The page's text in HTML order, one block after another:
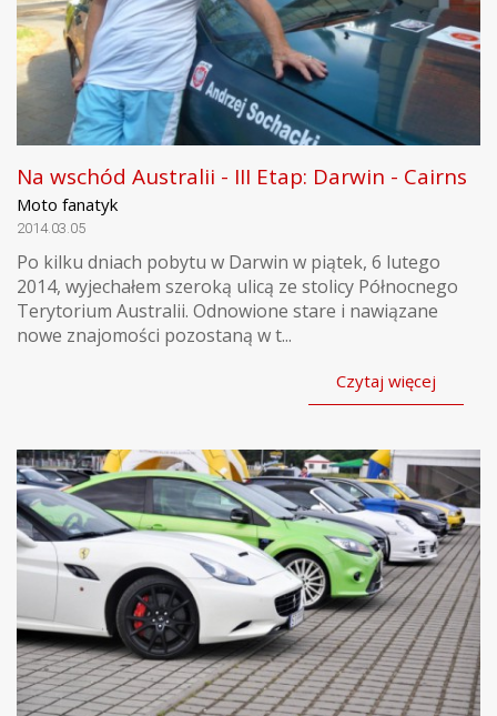
Na wschód Australii - III Etap: Darwin - Cairns
Moto fanatyk
2014.03.05
Po kilku dniach pobytu w Darwin w piątek, 6 lutego
2014, wyjechałem szeroką ulicą ze stolicy Północnego
Terytorium Australii. Odnowione stare i nawiązane
nowe znajomości pozostaną w t...
Czytaj więcej